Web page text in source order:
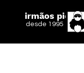
irmãos piologo
desde 1995